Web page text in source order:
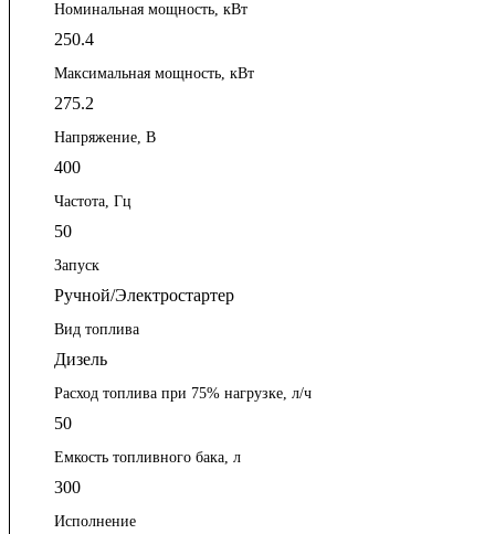
Номинальная мощность, кВт
250.4
Максимальная мощность, кВт
275.2
Напряжение, В
400
Частота, Гц
50
Запуск
Ручной/Электростартер
Вид топлива
Дизель
Расход топлива при 75% нагрузке, л/ч
50
Емкость топливного бака, л
300
Исполнение